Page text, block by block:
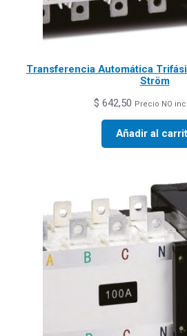
Transferencia Automática
Ström
$ 642,50 Precio NO
Añadir al